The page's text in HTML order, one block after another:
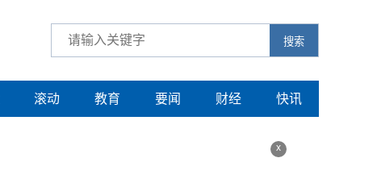
搜索
滚动 教育 要闻 财经 快讯
x